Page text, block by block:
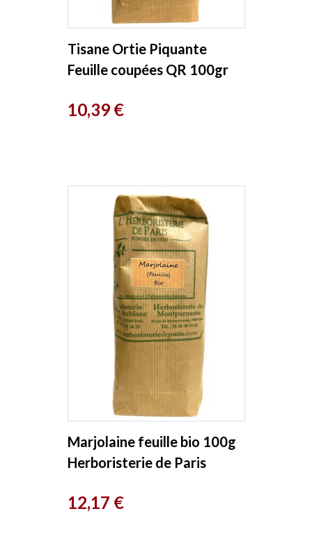
Tisane Ortie Piquante
Feuille coupées QR 100gr
Prix
10,39 €
Marjolaine feuille bio 100g
Herboristerie de Paris
Prix
12,17 €